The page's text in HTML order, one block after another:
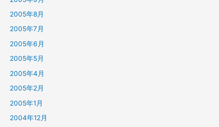
2005年8月
2005年7月
2005年6月
2005年5月
2005年4月
2005年2月
2005年1月
2004年12月